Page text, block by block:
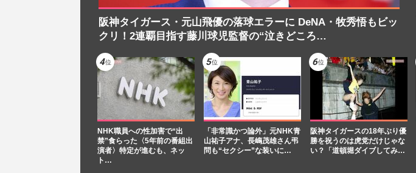
阪神タイガース・元山飛優の落球エラーに DeNA・牧秀悟もビッ
クリ！2連覇目指す藤川球児監督の“泣きどころ…
NHK職員への性加害で“出
禁”食らった〈5年前の番組出
演者〉特定が進むも、ネッ
ト…
「非常識かつ論外」元NHK青
山祐子アナ、長嶋茂雄さん弔
問も“セクシー”な装いに…
阪神タイガースの18年ぶり優
勝を祝うのは虎党だけじゃな
い？「道頓堀ダイブしてみ…